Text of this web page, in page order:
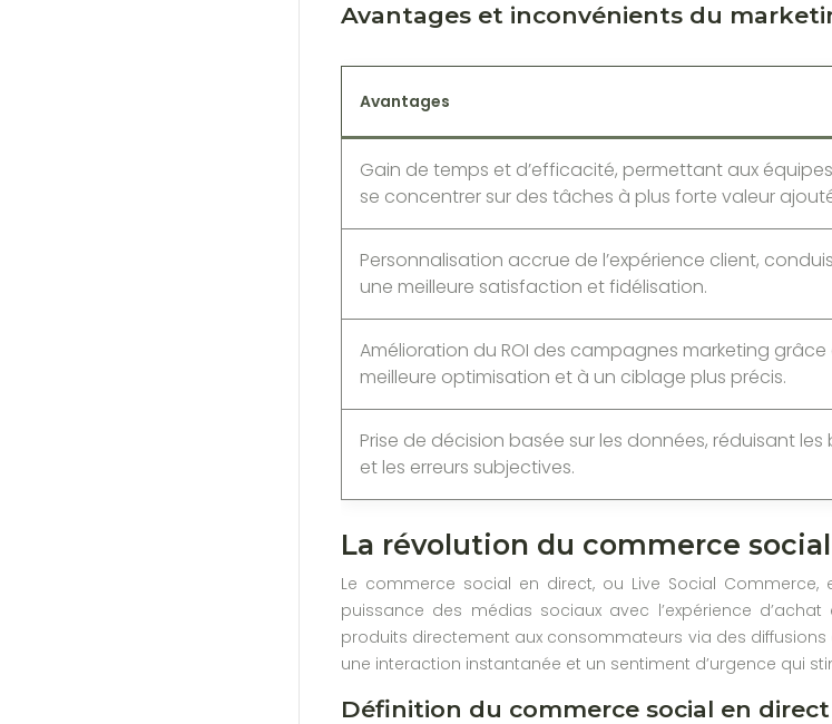
Avantages et inconvénients du
Avantages
Gain de temps et d’efficacité, permettant aux
se concentrer sur des tâches à plus forte valeur
Personnalisation accrue de l’expérience client,
une meilleure satisfaction et fidélisation.
Amélioration du ROI des campagnes marketing grâce
meilleure optimisation et à un ciblage plus précis.
Prise de décision basée sur les données, réduisant les
et les erreurs subjectives.
La révolution du commerce
Le commerce social en direct, ou Live Social
puissance des médias sociaux avec l’expérience
produits directement aux consommateurs via des
une interaction instantanée et un sentiment d’urgence qui
Définition du commerce social en direct